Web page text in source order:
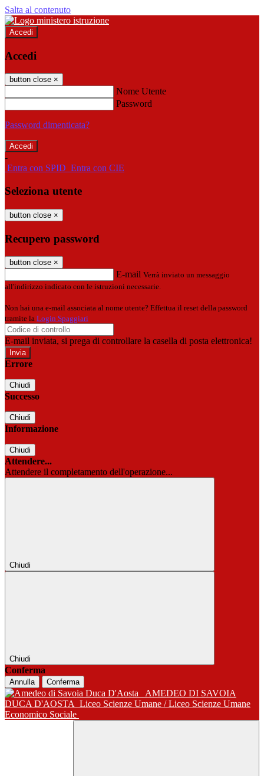
Salta al contenuto
Accedi
Accedi
button close ×
Nome Utente
Password
Password dimenticata?
-
Entra con SPID Entra con CIE
Seleziona utente
button close ×
Recupero password
button close ×
E-mail Verrà inviato un messaggio
all'indirizzo indicato con le istruzioni necessarie.
Non hai una e-mail associata al nome utente? Effettua il reset della password
tramite la Login Spaggiari
E-mail inviata, si prega di controllare la casella di posta elettronica!
Errore
Chiudi
Successo
Chiudi
Informazione
Chiudi
Attendere...
Attendere il completamento dell'operazione...
Chiudi
Chiudi
Conferma
Annulla Conferma
AMEDEO DI SAVOIA
DUCA D'AOSTA Liceo Scienze Umane / Liceo Scienze Umane
Economico Sociale